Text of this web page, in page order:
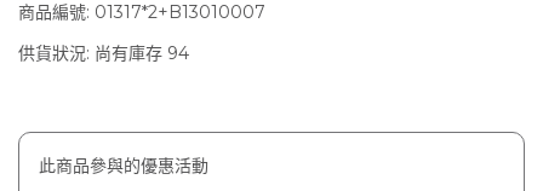
商品編號: 01317*2+B13010007
供貨狀況: 尚有庫存 94
此商品參與的優惠活動